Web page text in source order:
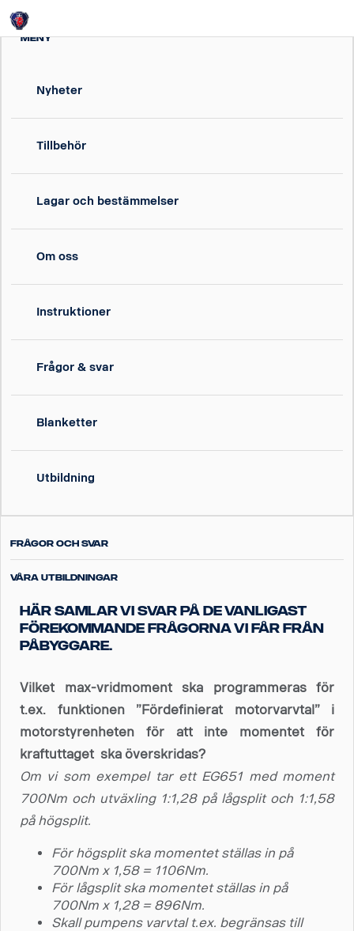
MENY
Nyheter
Tillbehör
Lagar och bestämmelser
Om oss
Instruktioner
Frågor & svar
Blanketter
Utbildning
Frågor och svar
Våra utbildningar
Här samlar vi svar på de vanligast
förekommande frågorna vi får från
påbyggare.
Vilket max-vridmoment ska programmeras för
t.ex. funktionen ”Fördefinierat motorvarvtal” i
motorstyrenheten för att inte momentet för
kraftuttaget ska överskridas?
Om vi som exempel tar ett EG651 med moment
700Nm och utväxling 1:1,28 på lågsplit och 1:1,58
på högsplit.
För högsplit ska momentet ställas in på
700Nm x 1,58 = 1106Nm.
För lågsplit ska momentet ställas in på
700Nm x 1,28 = 896Nm.
Skall pumpens varvtal t.ex. begränsas till